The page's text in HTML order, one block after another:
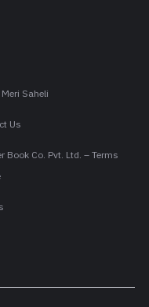
Saheli
Us
Book Co. Pvt. Ltd. – Terms